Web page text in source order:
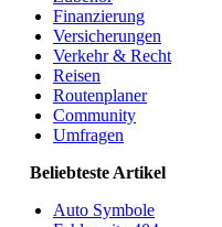
Finanzierung
Versicherungen
Verkehr & Recht
Reisen
Routenplaner
Community
Umfragen
Beliebteste Artikel
Auto Symbole